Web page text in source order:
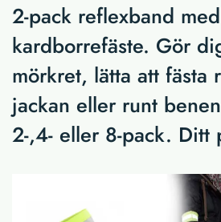
2-pack reflexband med
kardborrefäste. Gör
mörkret, lätta att fästa
jackan eller runt
2-,4- eller 8-pack.